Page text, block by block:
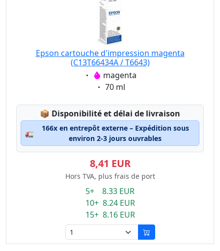
Epson cartouche d'impression magenta
(C13T66434A / T6643)
Eigenschaft:
magenta
Eigenschaft:
70 ml
📦 Lagerstatus:
Disponibilité et délai de livraison
🚛
166x en entrepôt externe – Expédition sous
environ 2-3 jours ouvrables
8,41 EUR
Hors TVA, plus frais de port
5+ 8.33 EUR
10+ 8.24 EUR
15+ 8.16 EUR